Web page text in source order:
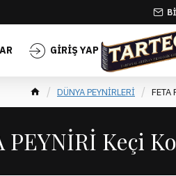
GIRIŞ YAP KAYIT
DÜNYA PEYNİRLERİ FETA
PEYNİRİ Keçi